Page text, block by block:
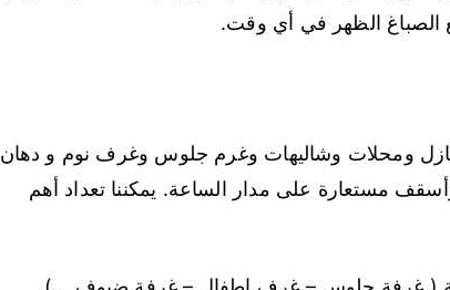
الصباغ الظهر في أي وقت.
ومحلات وشاليهات وغرم جلوس وغرف نوم و دهان
مستعارة على مدار الساعة. يمكننا تعداد أهم